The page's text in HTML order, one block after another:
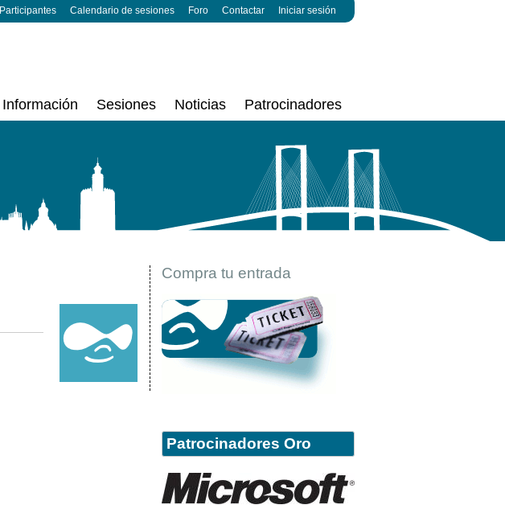
Participantes Calendario de sesiones Foro Contactar Iniciar sesión
Información Sesiones Noticias Patrocinadores
Compra tu entrada
Patrocinadores Oro